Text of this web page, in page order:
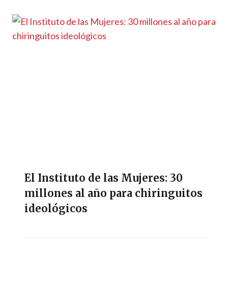
El Instituto de las Mujeres: 30
millones al año para chiringuitos
ideológicos